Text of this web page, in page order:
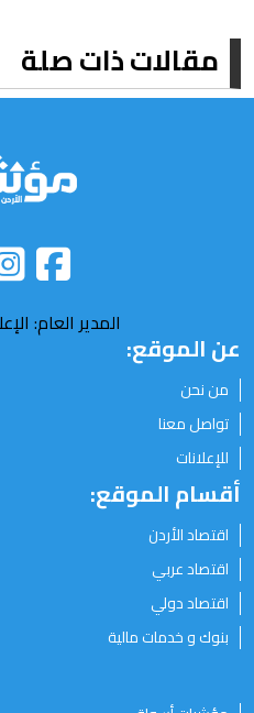
مقالات ذات صلة
المدير العام:
عن الموقع:
من نحن
تواصل معنا
للإعلانات
أقسام الموقع:
اقتصاد الأردن
اقتصاد عربي
اقتصاد دولي
بنوك و خدمات مالية